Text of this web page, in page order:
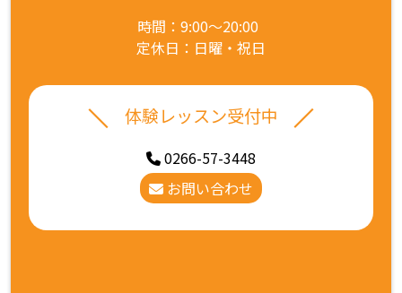
時間：9:00～20:00
定休日：日曜・祝日
体験レッスン受付中
0266-57-3448
お問い合わせ